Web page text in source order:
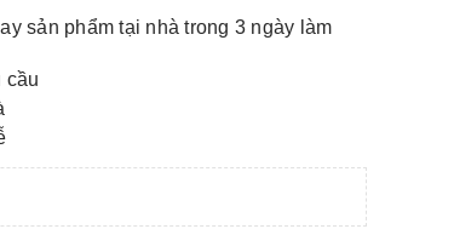
sản phẩm tại nhà trong 3 ngày làm
cầu